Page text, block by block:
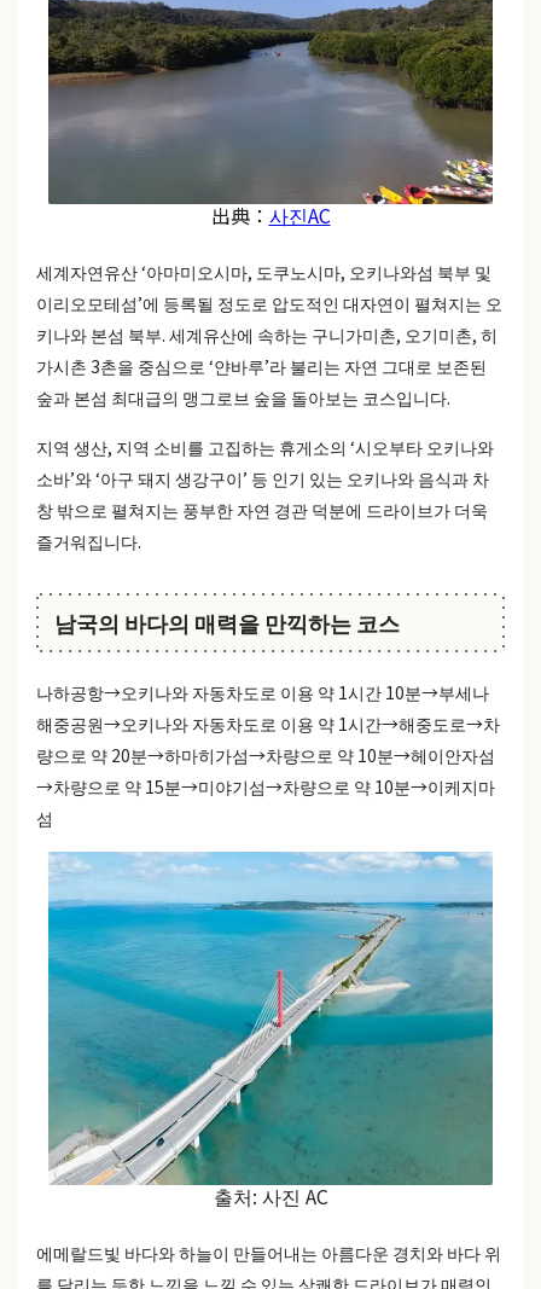
出典： 사진AC
세계자연유산 ‘아마미오시마, 도쿠노시마, 오키나와섬 북부 및
이리오모테섬’에 등록될 정도로 압도적인 대자연이 펼쳐지는 오
키나와 본섬 북부. 세계유산에 속하는 구니가미촌, 오기미촌, 히
가시촌 3촌을 중심으로 ‘얀바루’라 불리는 자연 그대로 보존된
숲과 본섬 최대급의 맹그로브 숲을 돌아보는 코스입니다.
지역 생산, 지역 소비를 고집하는 휴게소의 ‘시오부타 오키나와
소바’와 ‘아구 돼지 생강구이’ 등 인기 있는 오키나와 음식과 차
창 밖으로 펼쳐지는 풍부한 자연 경관 덕분에 드라이브가 더욱
즐거워집니다.
남국의 바다의 매력을 만끽하는 코스
나하공항→오키나와 자동차도로 이용 약 1시간 10분→부세나
해중공원→오키나와 자동차도로 이용 약 1시간→해중도로→차
량으로 약 20분→하마히가섬→차량으로 약 10분→헤이안자섬
→차량으로 약 15분→미야기섬→차량으로 약 10분→이케지마
섬
출처: 사진 AC
에메랄드빛 바다와 하늘이 만들어내는 아름다운 경치와 바다 위
를 달리는 듯한 느낌을 느낄 수 있는 상쾌한 드라이브가 매력인